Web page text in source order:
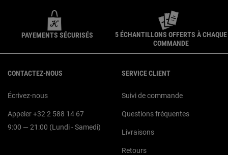
PAYEMENTS SÉCURISÉS
5 ÉCHANTILLONS OFFERTS À CHAQUE
COMMANDE
CONTACTEZ-NOUS
Écrivez-nous
Appeler +32 2 588 14 67
9:00 — 21:00 (Lundi - Samedi)
SERVICE CLIENT
Suivi de commande
Questions fréquentes
Livraisons
Retours